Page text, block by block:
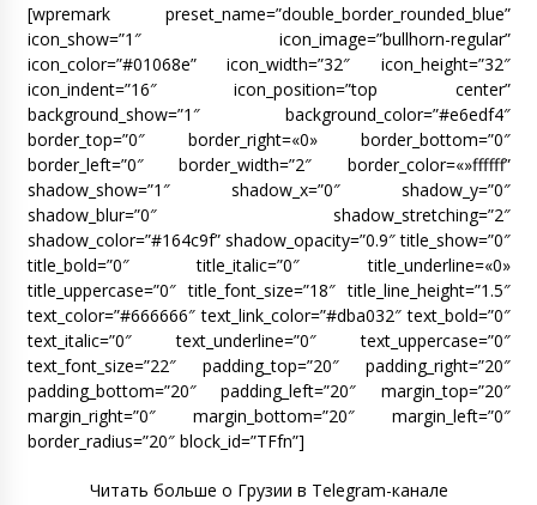
[wpremark preset_name=”double_border_rounded_blue”
icon_show=”1″ icon_image=”bullhorn-regular”
icon_color=”#01068e” icon_width=”32″ icon_height=”32″
icon_indent=”16″ icon_position=”top center”
background_show=”1″ background_color=”#e6edf4″
border_top=”0″ border_right=«0» border_bottom=”0″
border_left=”0″ border_width=”2″ border_color=«»ffffff”
shadow_show=”1″ shadow_x=”0″ shadow_y=”0″
shadow_blur=”0″ shadow_stretching=”2″
shadow_color=”#164c9f” shadow_opacity=”0.9″ title_show=”0″
title_bold=”0″ title_italic=”0″ title_underline=«0»
title_uppercase=”0″ title_font_size=”18″ title_line_height=”1.5″
text_color=”#666666″ text_link_color=”#dba032″ text_bold=”0″
text_italic=”0″ text_underline=”0″ text_uppercase=”0″
text_font_size=”22″ padding_top=”20″ padding_right=”20″
padding_bottom=”20″ padding_left=”20″ margin_top=”20″
margin_right=”0″ margin_bottom=”20″ margin_left=”0″
border_radius=”20″ block_id=”TFfn”]
Читать больше о Грузии в Telegram-канале